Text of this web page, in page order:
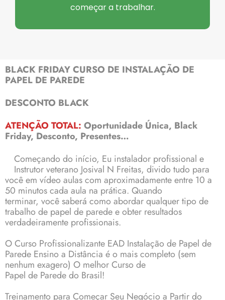
começar a trabalhar.
BLACK FRIDAY CURSO DE INSTALAÇÃO DE
PAPEL DE PAREDE
DESCONTO BLACK
ATENÇÃO TOTAL: Oportunidade Única, Black
Friday, Desconto, Presentes…
Começando do início, Eu instalador profissional e
Instrutor veterano Josival N Freitas, divido tudo para
você em vídeo aulas com aproximadamente entre 10 a
50 minutos cada aula na prática. Quando
terminar, você saberá como abordar qualquer tipo de
trabalho de papel de parede e obter resultados
verdadeiramente profissionais.
O Curso Profissionalizante EAD Instalação de Papel de
Parede Ensino a Distância é o mais completo (sem
nenhum exagero) O melhor Curso de
Papel de Parede do Brasil!
Treinamento para Começar Seu Negócio a Partir do